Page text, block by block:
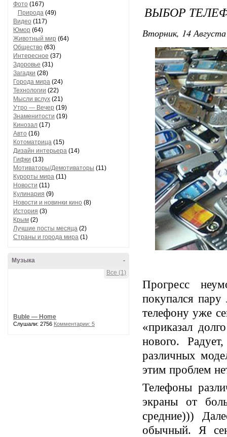
Фото (167)
Природа (49)
Видео (117)
Юмор (64)
Животный мир (64)
Общество (63)
Интересное (37)
Здоровье (31)
Загадки (28)
Города мира (24)
Технологии (22)
Мысли вслух (21)
Утро — Вечер (19)
Знаменитости (19)
Кинозал (17)
Авто (16)
Котоматрица (15)
Дизайн интерьера (14)
Гифки (13)
Мотиваторы/Демотиваторы (11)
Курорты мира (11)
Новости (11)
Кулинария (9)
Новости и новинки кино (8)
История (3)
Крым (2)
Лучшие посты месяца (2)
Страны и города мира (1)
-
Музыка
Все (1)
Buble — Home
Слушали: 2756 Комментарии: 5
ВЫБОР
Вторник, 14
Прогресс
покупался
телефону уже
«приказал
нового.
различных
этим проблем
Телефоны
экраны от
средние)))
обычный. Я